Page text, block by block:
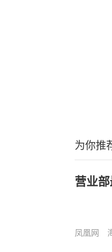
为你推
营业
凤凰网